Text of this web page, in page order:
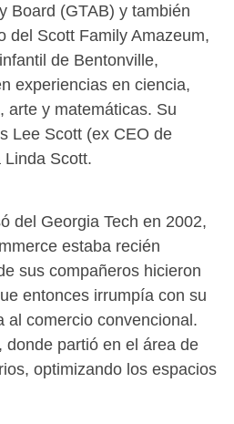
Board (GTAB) y también
del Scott Family Amazeum,
de Bentonville,
experiencias en ciencia,
arte y matemáticas. Su
Lee Scott (ex CEO de
Linda Scott.
del Georgia Tech en 2002,
estaba recién
sus compañeros hicieron
entonces irrumpía con su
al comercio convencional.
donde partió en el área de
optimizando los espacios